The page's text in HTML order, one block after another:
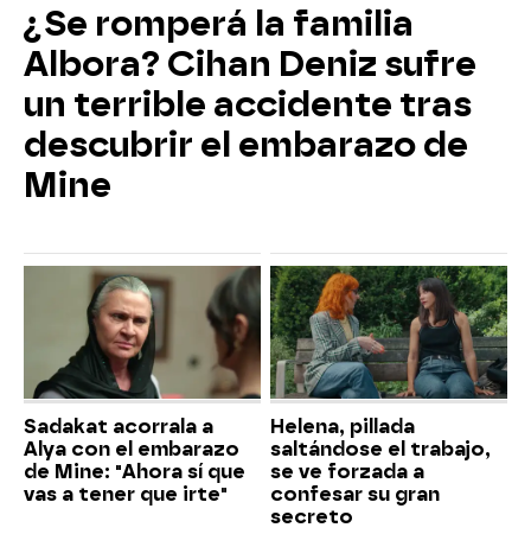
¿Se romperá la familia
Albora? Cihan Deniz sufre
un terrible accidente tras
descubrir el embarazo de
Mine
Sadakat acorrala a
Alya con el embarazo
de Mine: "Ahora sí que
vas a tener que irte"
Helena, pillada
saltándose el trabajo,
se ve forzada a
confesar su gran
secreto